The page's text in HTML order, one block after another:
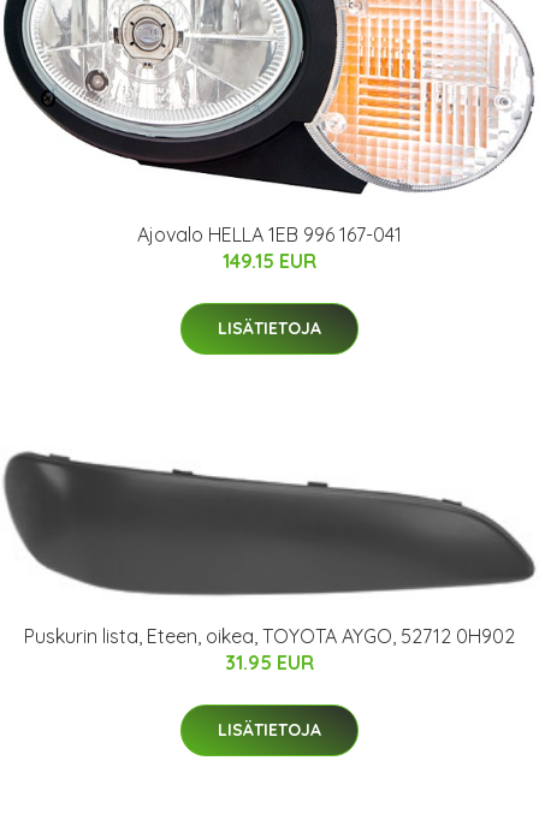
Ajovalo HELLA 1EB 996 167-041
149.15 EUR
LISÄTIETOJA
Puskurin lista, Eteen, oikea, TOYOTA AYGO, 52712 0H902
31.95 EUR
LISÄTIETOJA